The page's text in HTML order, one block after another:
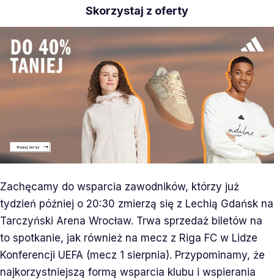
Skorzystaj z oferty
Zachęcamy do wsparcia zawodników, którzy już
tydzień później o 20:30 zmierzą się z Lechią Gdańsk na
Tarczyński Arena Wrocław. Trwa sprzedaż biletów na
to spotkanie, jak również na mecz z Riga FC w Lidze
Konferencji UEFA (mecz 1 sierpnia). Przypominamy, że
najkorzystniejszą formą wsparcia klubu i wspierania